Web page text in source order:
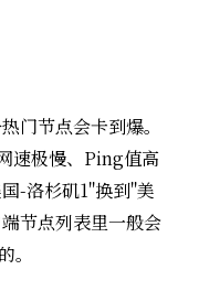
门节点会卡到爆。
速极慢、Ping值高
-洛杉矶1"换到"美
节点列表里一般会